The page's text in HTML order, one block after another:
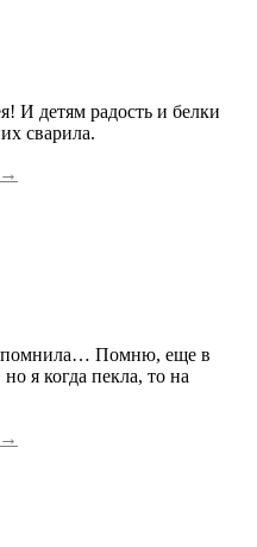
И детям радость и белки
сварила.
→
Помню, еще в
я когда пекла, то на
→